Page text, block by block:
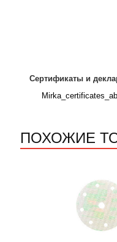
Сертификаты и
ПОХОЖИЕ